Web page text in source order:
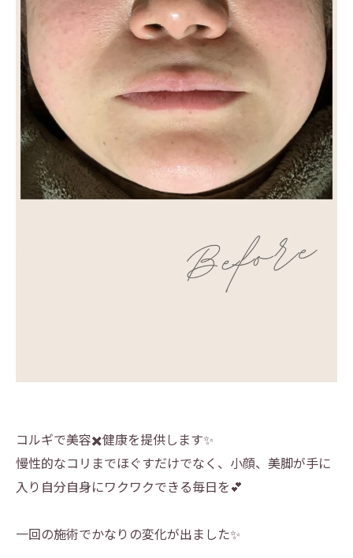
コルギで美容✖️健康を提供します✨
慢性的なコリまでほぐすだけでなく、小顔、美脚が手に
入り自分自身にワクワクできる毎日を💕
一回の施術でかなりの変化が出ました✨